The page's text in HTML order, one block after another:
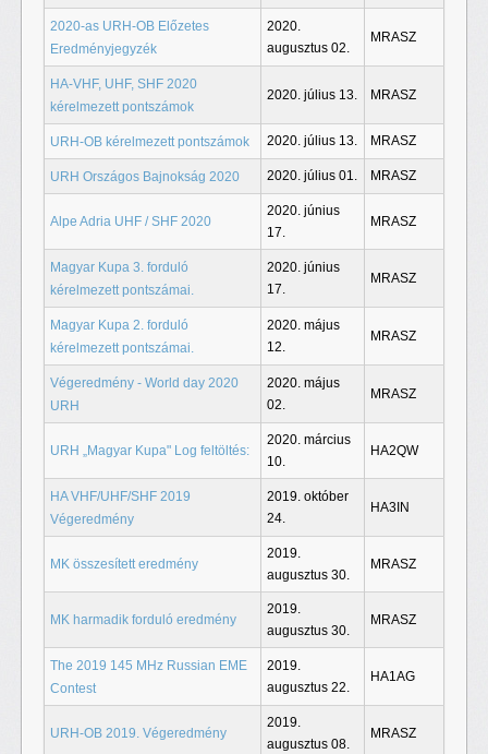
2020-as URH-OB Előzetes
Eredményjegyzék
2020.
augusztus 02.
MRASZ
HA-VHF, UHF, SHF 2020
kérelmezett pontszámok
2020. július 13. MRASZ
URH-OB kérelmezett pontszámok 2020. július 13. MRASZ
URH Országos Bajnokság 2020 2020. július 01. MRASZ
Alpe Adria UHF / SHF 2020
2020. június
17.
MRASZ
Magyar Kupa 3. forduló
kérelmezett pontszámai.
2020. június
17.
MRASZ
Magyar Kupa 2. forduló
kérelmezett pontszámai.
2020. május
12.
MRASZ
Végeredmény - World day 2020
URH
2020. május
02.
MRASZ
URH „Magyar Kupa" Log feltöltés:
2020. március
10.
HA2QW
HA VHF/UHF/SHF 2019
Végeredmény
2019. október
24.
HA3IN
MK összesített eredmény
2019.
augusztus 30.
MRASZ
MK harmadik forduló eredmény
2019.
augusztus 30.
MRASZ
The 2019 145 MHz Russian EME
Contest
2019.
augusztus 22.
HA1AG
URH-OB 2019. Végeredmény
2019.
augusztus 08.
MRASZ